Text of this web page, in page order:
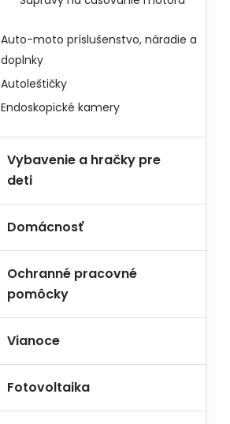
Auto-moto príslušenstvo, náradie a
doplnky
Autoleštičky
Endoskopické kamery
Vybavenie a hračky pre
deti
Domácnosť
Ochranné pracovné
pomôcky
Vianoce
Fotovoltaika